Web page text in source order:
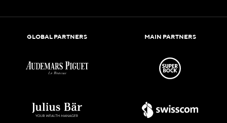
GLOBAL PARTNERS MAIN PARTNERS